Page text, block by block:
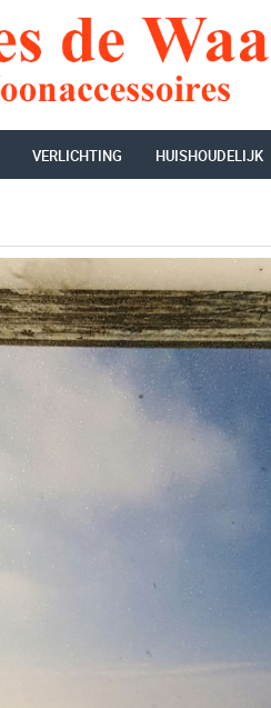
VERLICHTING HUISHOUDELIJK